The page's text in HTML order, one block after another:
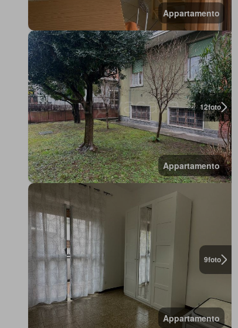
Appartamento
12foto
Appartamento
9foto
Appartamento